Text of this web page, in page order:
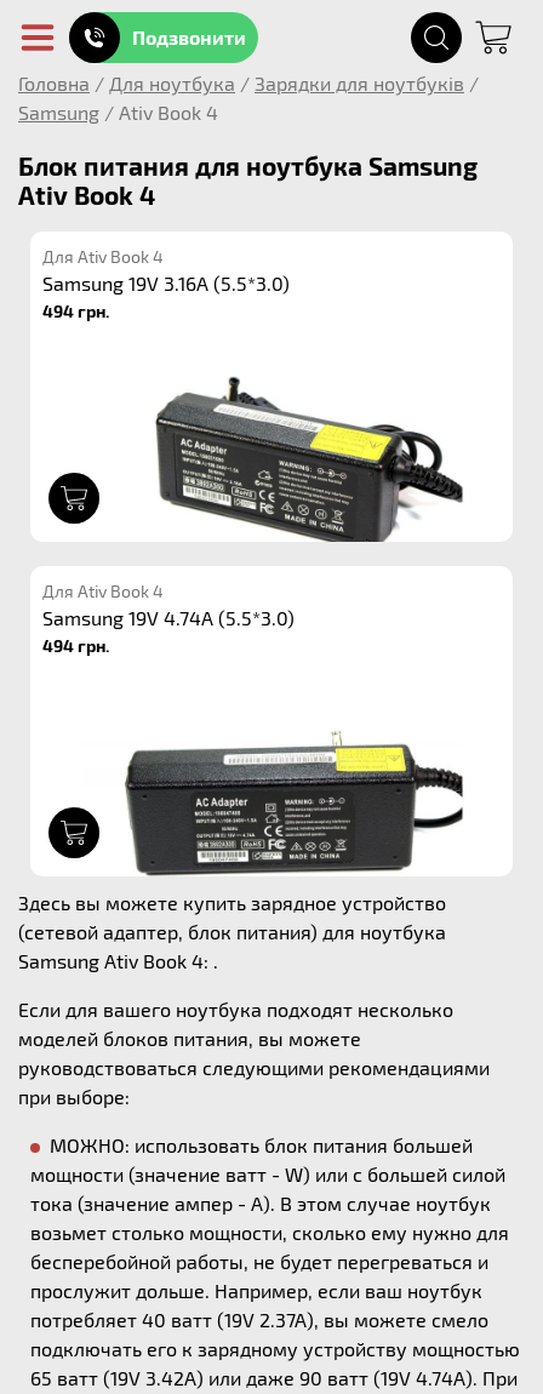
Подзвонити
Головна / Для ноутбука / Зарядки для ноутбуків /
Samsung / Ativ Book 4
Блок питания для ноутбука Samsung
Ativ Book 4
Для Ativ Book 4
Samsung 19V 3.16A (5.5*3.0)
494 грн.
Для Ativ Book 4
Samsung 19V 4.74A (5.5*3.0)
494 грн.
Здесь вы можете купить зарядное устройство
(сетевой адаптер, блок питания) для ноутбука
Samsung Ativ Book 4: .
Если для вашего ноутбука подходят несколько
моделей блоков питания, вы можете
руководствоваться следующими рекомендациями
при выборе:
МОЖНО: использовать блок питания большей
мощности (значение ватт - W) или с большей силой
тока (значение ампер - А). В этом случае ноутбук
возьмет столько мощности, сколько ему нужно для
бесперебойной работы, не будет перегреваться и
прослужит дольше. Например, если ваш ноутбук
потребляет 40 ватт (19V 2.37A), вы можете смело
подключать его к зарядному устройству мощностью
65 ватт (19V 3.42A) или даже 90 ватт (19V 4.74A). При